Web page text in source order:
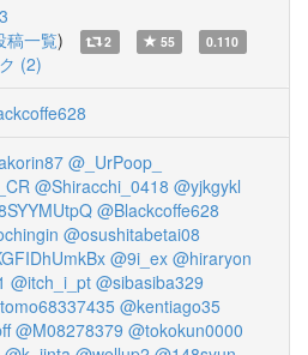
稿一覧) 2 55 0.110
(2)
@_UrPoop_
@Shiracchi_0418 @yjkgykl
@Blackcoffe628
@osushitabetai08
@9i_ex @hiraryon
@itch_i_pt @sibasiba329
@kentiago35
@M08278379 @tokokun0000